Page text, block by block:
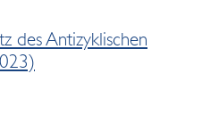
des Antizyklischen